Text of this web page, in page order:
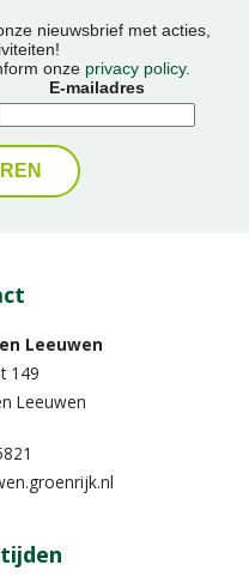
nieuwsbrief met acties,
onze privacy policy.
E-mailadres
Leeuwen​
149
Leeuwen